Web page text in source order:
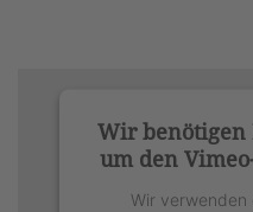
Wir benötigen
um den
Wir verwenden